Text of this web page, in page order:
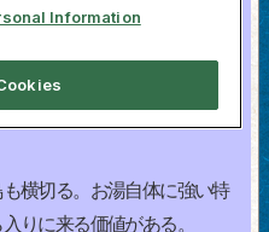
横切る。お湯自体に強い特
りに来る価値がある。